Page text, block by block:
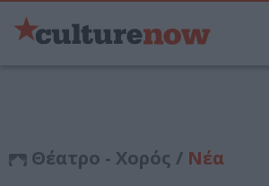
Θέατρο - Χορός / Νέα